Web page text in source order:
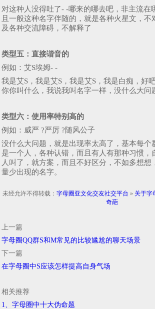
对这种人没得吐了- -哪来的哪去吧，非主流在
且一般这种名字伴随的，就是各种火星文，不
及各种交流障碍，不解释了
类型五：直接谐音的
例如：艾S埃姆- -
我是艾S，我是艾S，我是艾S，我是白痴，好
你你叫什么，我说我叫名字一样，没什么大问
类型六： 使用率特别高的
例如：威严 ?严厉 ?随风公子
没什么大问题，就是出现率太高了，基本每个
是一个人，各种认错，而且有人有那种习惯，
人叫了，就方案，而且不好区分，不如多想想
量少出现的名字。
未经允许不得转载： 字母圈亚文化交友社交平台 » 关于字
奇葩
上一篇
字母圈QQ群S和M常见的比较尴尬的聊天场景
下一篇
在字母圈中S应该怎样提高自身气场
相关推荐
1、字母圈中十大伪命题